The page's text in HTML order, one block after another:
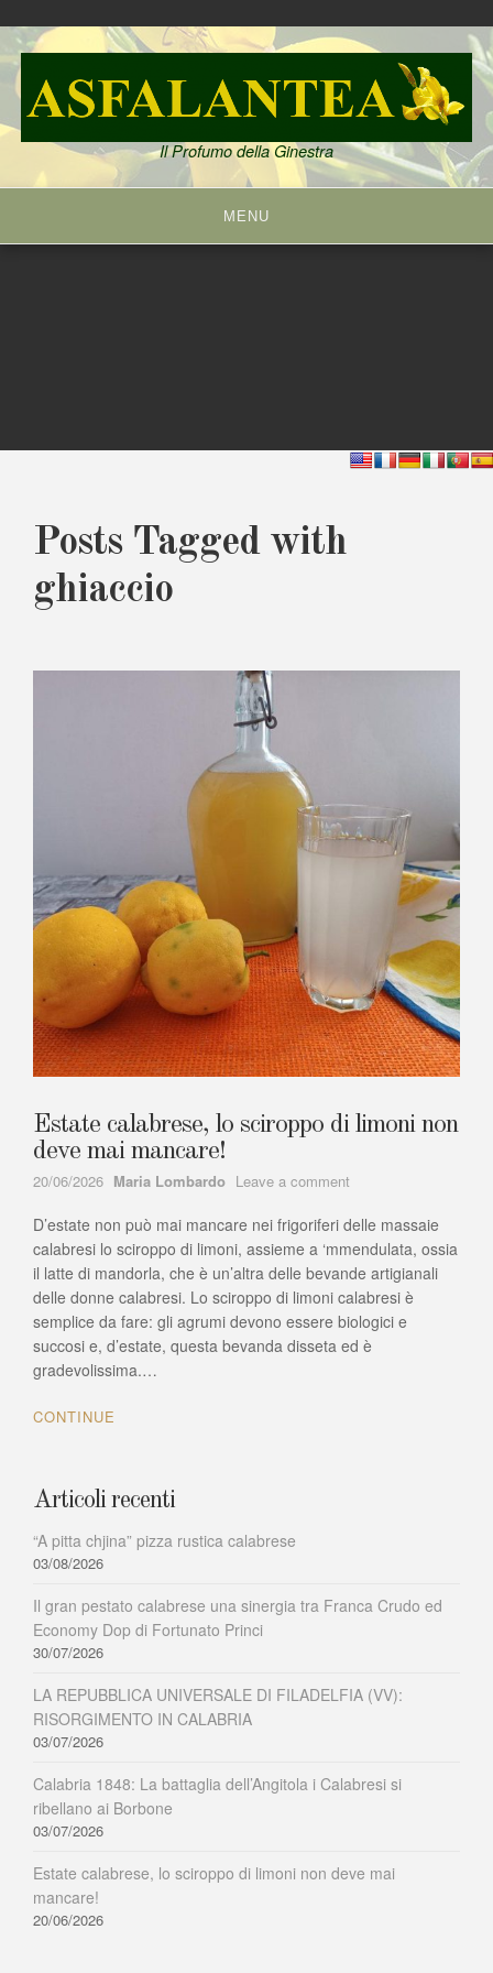
Skip
to
content
Il Profumo della Ginestra
MENU
Posts Tagged with
ghiaccio
Estate calabrese, lo sciroppo di limoni non
deve mai mancare!
20/06/2026 Author
Maria Lombardo Leave a comment
calabrese,
lo
sciroppo
di
limoni
non
deve
D’estate non può mai mancare nei frigoriferi delle massaie
calabresi lo sciroppo di limoni, assieme a ‘mmendulata, ossia
il latte di mandorla, che è un’altra delle bevande artigianali
delle donne calabresi. Lo sciroppo di limoni calabresi è
semplice da fare: gli agrumi devono essere biologici e
succosi e, d’estate, questa bevanda disseta ed è
gradevolissima.…
CONTINUE
Articoli recenti
“A pitta chjina” pizza rustica calabrese
03/08/2026
Il gran pestato calabrese una sinergia tra Franca Crudo ed
Economy Dop di Fortunato Princi
30/07/2026
LA REPUBBLICA UNIVERSALE DI FILADELFIA (VV):
RISORGIMENTO IN CALABRIA
03/07/2026
Calabria 1848: La battaglia dell’Angitola i Calabresi si
ribellano ai Borbone
03/07/2026
Estate calabrese, lo sciroppo di limoni non deve mai
mancare!
20/06/2026